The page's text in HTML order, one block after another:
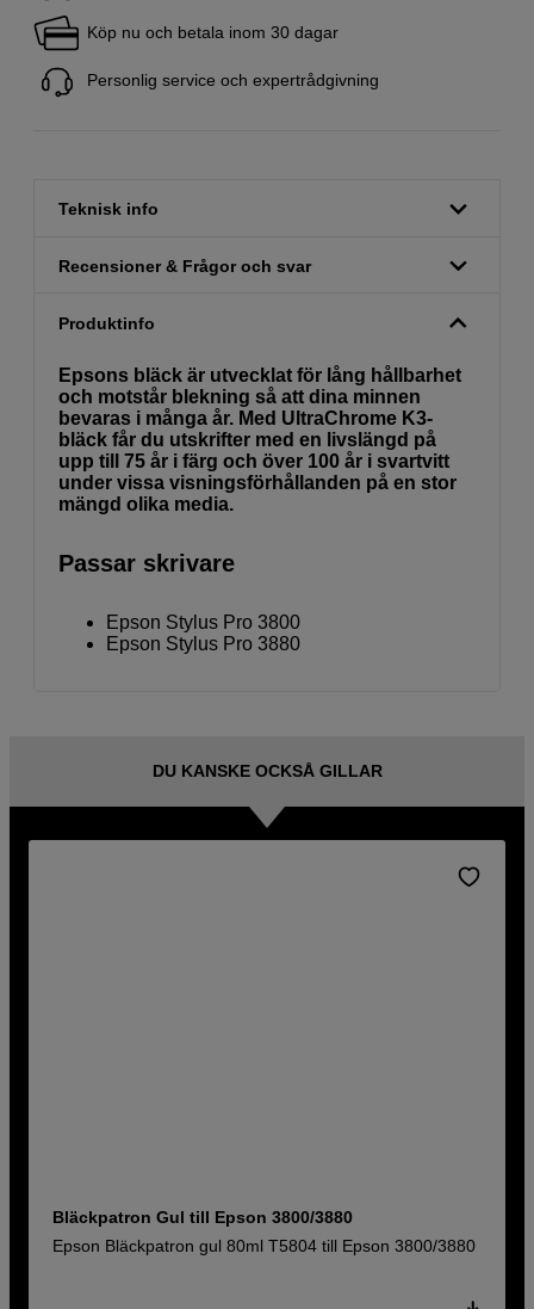
Köp nu och betala inom 30 dagar
Personlig service och expertrådgivning
Teknisk info
Recensioner & Frågor och svar
Produktinfo
Epsons bläck är utvecklat för lång hållbarhet
och motstår blekning så att dina minnen
bevaras i många år. Med UltraChrome K3-
bläck får du utskrifter med en livslängd på
upp till 75 år i färg och över 100 år i svartvitt
under vissa visningsförhållanden på en stor
mängd olika media.
Passar skrivare
Epson Stylus Pro 3800
Epson Stylus Pro 3880
DU KANSKE OCKSÅ GILLAR
Bläckpatron Gul till Epson 3800/3880
Epson Bläckpatron gul 80ml T5804 till Epson 3800/3880